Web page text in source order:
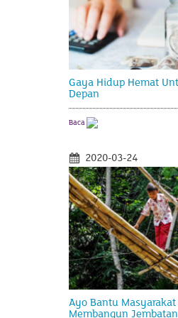
Gaya Hidup Hemat
Depan
Baca
2020-03-24
Ayo Bantu Masyarakat
Membangun